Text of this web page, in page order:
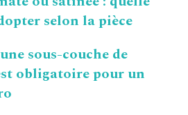
selon la pièce
sous-couche de
obligatoire pour un